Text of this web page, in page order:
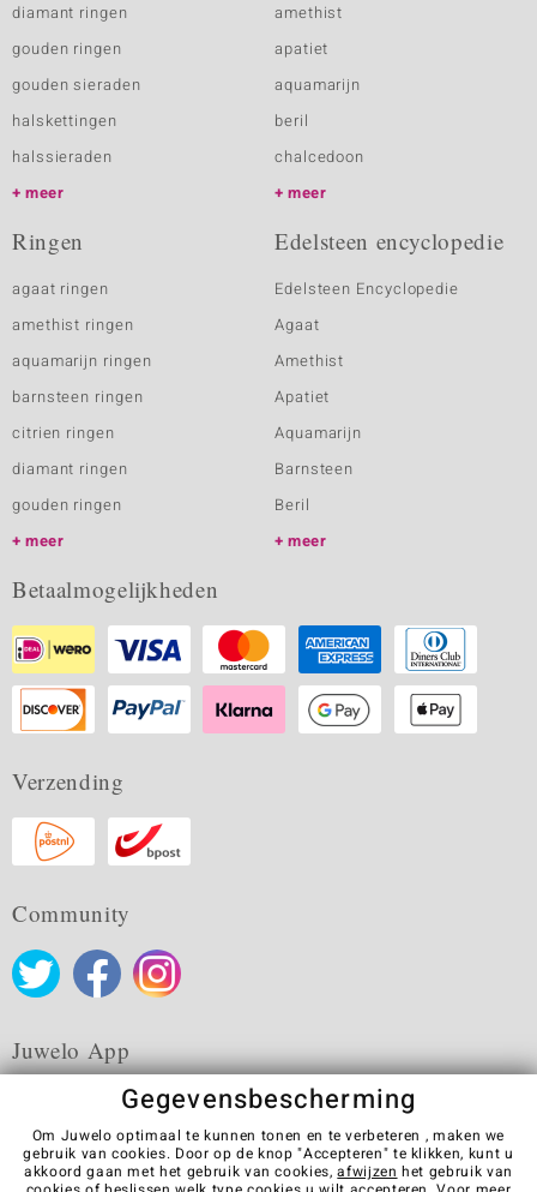
diamant ringen
gouden ringen
gouden sieraden
halskettingen
halssieraden
meer
amethist
apatiet
aquamarijn
beril
chalcedoon
meer
Ringen
agaat ringen
amethist ringen
aquamarijn ringen
barnsteen ringen
citrien ringen
diamant ringen
gouden ringen
meer
Edelsteen encyclopedie
Edelsteen Encyclopedie
Agaat
Amethist
Apatiet
Aquamarijn
Barnsteen
Beril
meer
Betaalmogelijkheden
Verzending
Community
Juwelo App
Algemene verkoopvoorwaarden Privacybeleid
Cookies
Gegevensbescherming
Om Juwelo optimaal te kunnen tonen en te verbeteren , maken we
gebruik van cookies. Door op de knop "Accepteren" te klikken, kunt u
akkoord gaan met het gebruik van cookies,afwijzen het gebruik van